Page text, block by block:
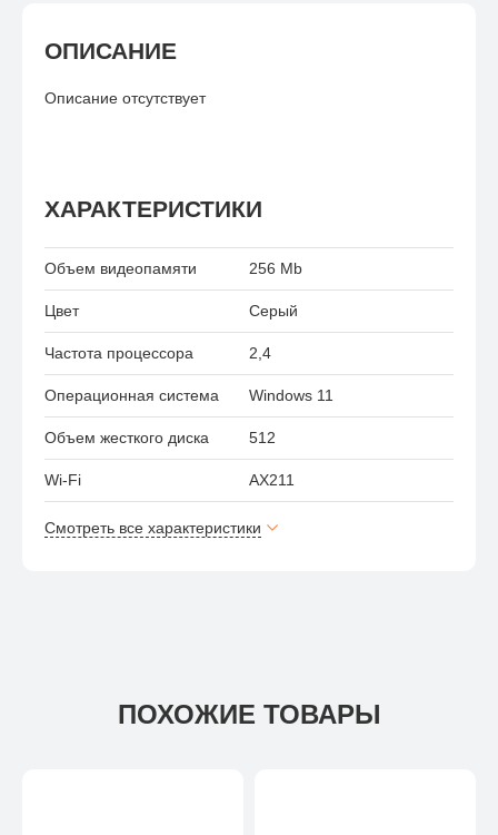
ОПИСАНИЕ
Описание отсутствует
ХАРАКТЕРИСТИКИ
Объем видеопамяти 256 Mb
Цвет Серый
Частота процессора 2,4
Операционная система Windows 11
Объем жесткого диска 512
Wi-Fi AX211
Смотреть все характеристики
ПОХОЖИЕ ТОВАРЫ